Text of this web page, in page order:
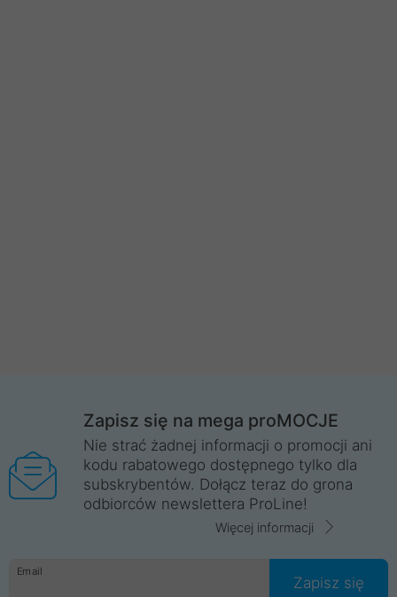
Zapisz się na mega proMOCJE
Nie strać żadnej informacji o promocji ani
kodu rabatowego dostępnego tylko dla
subskrybentów. Dołącz teraz do grona
odbiorców newslettera ProLine!
Więcej informacji
Email
Zapisz się